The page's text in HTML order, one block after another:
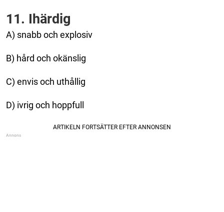
11. Ihärdig
A) snabb och explosiv
B) hård och okänslig
C) envis och uthållig
D) ivrig och hoppfull